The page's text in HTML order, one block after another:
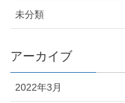
未分類
アーカイブ
2022年3月